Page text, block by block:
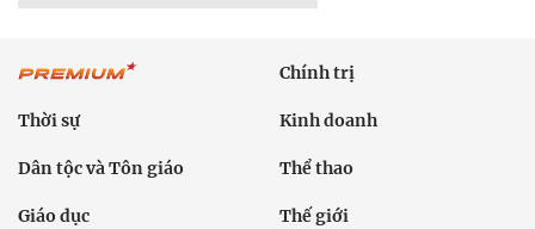
Chính trị
Thời sự Kinh doanh
Dân tộc và Tôn giáo Thể thao
Giáo dục Thế giới